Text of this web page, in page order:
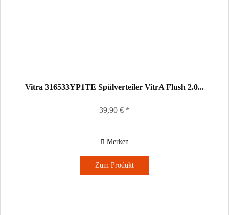
Vitra 316533YP1TE Spülverteiler VitrA Flush 2.0...
39,90 € *
Merken
Zum Produkt